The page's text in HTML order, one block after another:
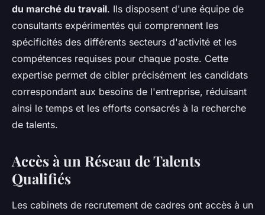
du marché du travail. Ils disposent d'une équipe de
consultants expérimentés qui comprennent les
spécificités des différents secteurs d'activité et les
compétences requises pour chaque poste. Cette
expertise permet de cibler précisément les candidats
correspondant aux besoins de l'entreprise, réduisant
ainsi le temps et les efforts consacrés à la recherche
de talents.
Accès à un Réseau de Talents
Qualifiés
Les cabinets de recrutement de cadres ont accès à un